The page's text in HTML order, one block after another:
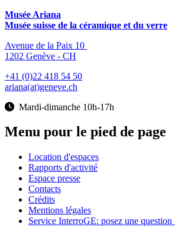
Musée Ariana
Musée suisse de la céramique et du verre
Avenue de la Paix 10
1202 Genève - CH
+41 (0)22 418 54 50
ariana(at)geneve.ch
Mardi-dimanche 10h-17h
Menu pour le pied de page
Location d'espaces
Rapports d'activité
Espace presse
Contacts
Crédits
Mentions légales
Service InterroGE: posez une question